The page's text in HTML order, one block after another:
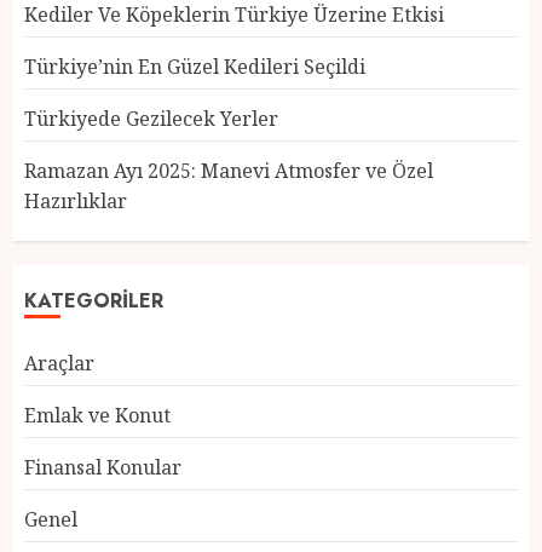
Kediler Ve Köpeklerin Türkiye Üzerine Etkisi
Türkiye’nin En Güzel Kedileri Seçildi
Türkiyede Gezilecek Yerler
Ramazan Ayı 2025: Manevi Atmosfer ve Özel
Hazırlıklar
KATEGORILER
Araçlar
Emlak ve Konut
Finansal Konular
Genel
Türkiye’nin En Güzel Kedileri
Seçildi
4
Atmosfer ve Özel Hazırlıklar